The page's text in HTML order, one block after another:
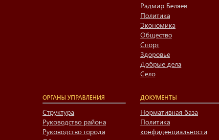
Радмир Беляев
Политика
Экономика
Общество
Спорт
Здоровье
Добрые дела
Село
ОРГАНЫ УПРАВЛЕНИЯ
Структура
Руководство района
Руководство города
ДОКУМЕНТЫ
Нормативная база
Политика
конфиденциальности